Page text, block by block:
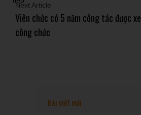
Next Article
Viên chức có 5 năm công tác được
công chức
Bài viết mới